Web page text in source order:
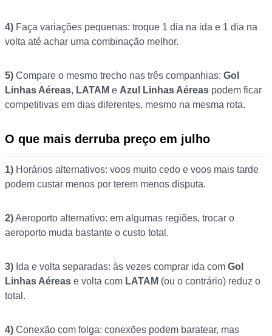
4) Faça variações pequenas: troque 1 dia na ida e 1 dia na
volta até achar uma combinação melhor.
5) Compare o mesmo trecho nas três companhias: Gol
Linhas Aéreas, LATAM e Azul Linhas Aéreas podem ficar
competitivas em dias diferentes, mesmo na mesma rota.
O que mais derruba preço em julho
1) Horários alternativos: voos muito cedo e voos mais tarde
podem custar menos por terem menos disputa.
2)Aeroporto alternativo: em algumas regiões, trocar o
aeroporto muda bastante o custo total.
3) Ida e volta separadas: às vezes comprar ida com Gol
Linhas Aéreas e volta com LATAM (ou o contrário) reduz o
total.
4) Conexão com folga: conexões podem baratear, mas